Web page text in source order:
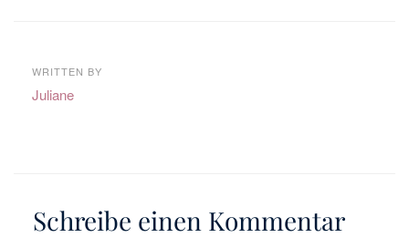
WRITTEN BY
Juliane
Schreibe einen Kommentar